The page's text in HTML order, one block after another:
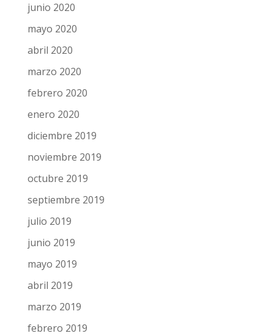
junio 2020
mayo 2020
abril 2020
marzo 2020
febrero 2020
enero 2020
diciembre 2019
noviembre 2019
octubre 2019
septiembre 2019
julio 2019
junio 2019
mayo 2019
abril 2019
marzo 2019
febrero 2019